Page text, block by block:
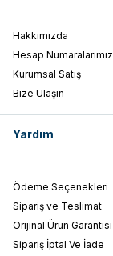
Hakkımızda
Hesap Numaralarımız
Kurumsal Satış
Bize Ulaşın
Yardım
Ödeme Seçenekleri
Sipariş ve Teslimat
Orijinal Ürün Garantisi
Sipariş İptal Ve İade